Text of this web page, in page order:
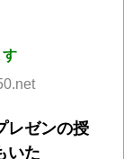
す
レゼンの授
いた